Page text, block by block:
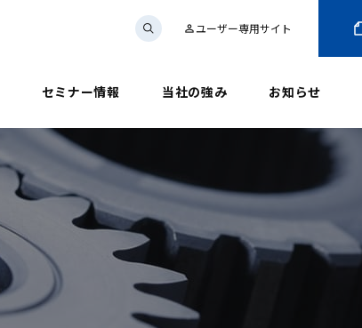
person_outline ユーザー専用サイト
セミナー情報 当社の強み お知らせ